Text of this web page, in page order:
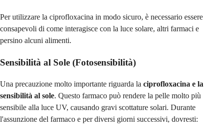
Per utilizzare la ciprofloxacina in modo sicuro, è necessario essere
consapevoli di come interagisce con la luce solare, altri farmaci e
persino alcuni alimenti.
Sensibilità al Sole (Fotosensibilità)
Una precauzione molto importante riguarda la ciprofloxacina e la
sensibilità al sole. Questo farmaco può rendere la pelle molto più
sensibile alla luce UV, causando gravi scottature solari. Durante
l'assunzione del farmaco e per diversi giorni successivi, dovresti: